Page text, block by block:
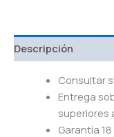
Descripción
Consultar
Entrega
superiores
Garantía